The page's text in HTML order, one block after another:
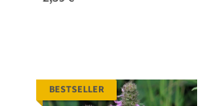
BESTSELLER